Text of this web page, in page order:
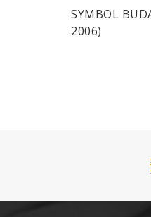
SYMBOL
2006)